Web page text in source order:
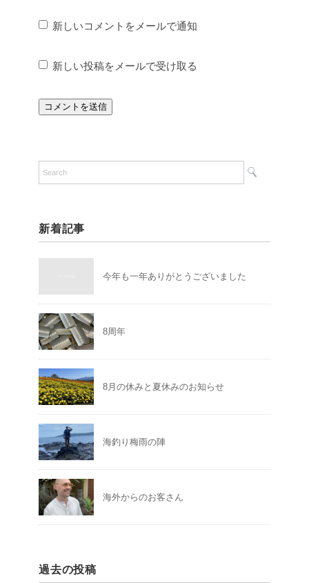
新しいコメントをメールで通知
新しい投稿をメールで受け取る
新着記事
今年も一年ありがとうございました
8周年
8月の休みと夏休みのお知らせ
海釣り梅雨の陣
海外からのお客さん
過去の投稿